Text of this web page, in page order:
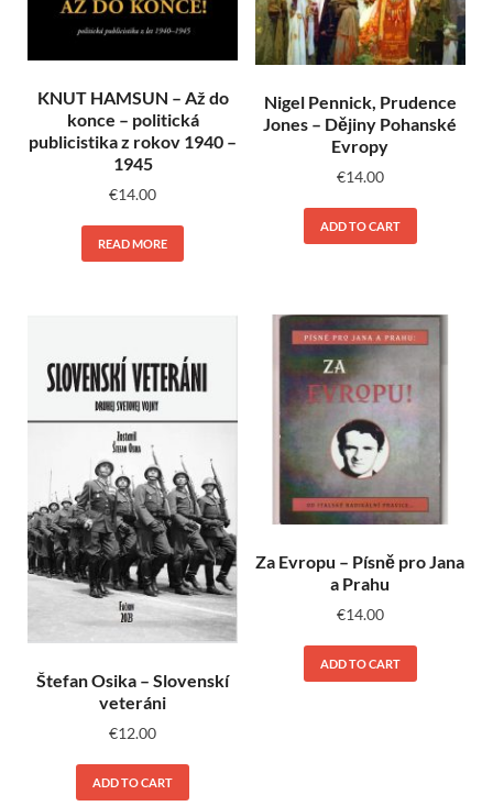
KNUT HAMSUN – Až do
konce – politická
publicistika z rokov 1940 –
1945
€14.00
READ MORE
Nigel Pennick, Prudence
Jones – Dějiny Pohanské
Evropy
€14.00
ADD TO CART
Štefan Osika – Slovenskí
veteráni
€12.00
ADD TO CART
Za Evropu – Písně pro Jana
a Prahu
€14.00
ADD TO CART